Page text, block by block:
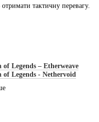
тактичну перевагу.
Legends – Etherweave
of Legends - Nethervoid